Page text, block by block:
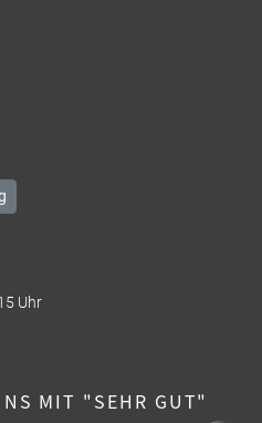
Uhr
MIT "SEHR GUT"